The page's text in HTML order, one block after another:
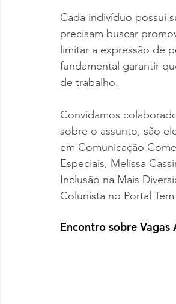
Cada indivíduo possui
precisam buscar
limitar a expressão de
fundamental garantir
de trabalho.
Convidamos
sobre o assunto, são
em Comunicação
Especiais, Melissa
Inclusão na Mais
Colunista no Portal Tem
Encontro sobre Vagas